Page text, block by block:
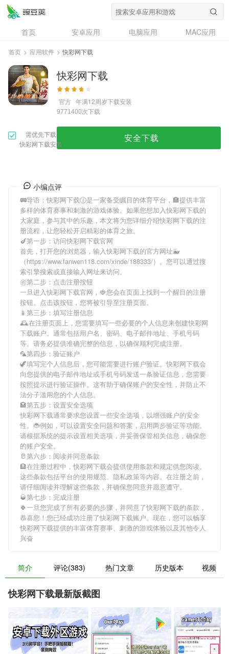
首页 安卓应用 电脑应用
MAC应用
资讯
专题
问答
首页 > 应用软件 > 快彩网下载
快彩网下载
官方 年满12周岁下载安装
9771400次下载
需优先下载
快彩网下载安装
安全下载
小编点评
🚃导语： 快彩网下载🕜是一家备受瞩目的体育平台，🏣提供丰富
多样的体育赛事和刺激的游戏体验。如果您想加入快彩网下载的
大家庭，参与其中的乐趣，本文将为您详细介绍快彩网下载的注
册流程，让您轻松开启精彩的体育之旅。
🍆第一步：访问快彩网下载官网
首先，打开您的浏览器，输入快彩网下载的官方网址🐳
（https://www.fanwen118.com/xinde/188333/）。您可以通过搜
索引擎搜索或直接输入网址来访问。
㊗第二步：点击注册按钮
一旦进入快彩网下载官网，🍓您会在页面上找到一个醒目的注册
按钮。点击该按钮，您将被引导至注册页面。
📱第三步：填写注册信息
🕰在注册页面上，您需要填写一些必要的个人信息来创建快彩网
下载账户。通常包括用户名、密码、电子邮件地址、手机号码
等。请务必提供准确完整的信息，以确保顺利完成注册。
🦜第四步：验证账户
🦖填写完个人信息后，您可能需要进行账户验证。 快彩网下载会
向您提供的电子邮件地址或手机号码发送一条验证信息，您需要
按照提示进行验证操作。这有助于确保账户的安全性，并防止不
法分子滥用您的个人信息。
🏩第五步：设置安全选项
快彩网下载通常要求您设置一些安全选项，以增强账户的安全
性。🐞例如，可以设置安全问题和答案，启用两步验证等功能。
请根据系统的提示设置相关选项，并妥善保管相关信息，确保您
的账户安全。
🥛第六步：阅读并同意条款
🏦在注册过程中， 快彩网下载会提供使用条款和规定供您阅读。
这些条款包括平台的使用规范、隐私政策等内容。在注册之前，
请仔细阅读并理解这些条款，并确保您同意并愿意遵守。
🥃第七步：完成注册
🍀一旦您完成了所有必要的步骤，并同意了快彩网下载的条款，
恭喜您！您已经成功注册了快彩网下载账户。现在，您可以畅享
快彩网下载提供的丰富体育赛事、刺激的游戏体验以及其他令人
兴奋
简介 评论(383) 热门文章 历史版本 视频
快彩网下载最新版截图